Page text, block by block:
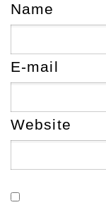
Name
E-mail
Website